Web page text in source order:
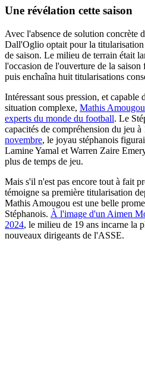
Une révélation cette saison
Avec l'absence de solution concrète
Dall'Oglio optait pour la
de saison. Le milieu de terrain était
l'occasion de l'ouverture de la
puis enchaîna huit titularisations
Intéressant sous pression, et capable
situation complexe, Mathis
experts du monde du football. Le
capacités de compréhension du jeu à
novembre, le joyau stéphanois
Lamine Yamal et Warren Zaire
plus de temps de jeu.
Mais s'il n'est pas encore tout à fait
témoigne sa première titularisation
Mathis Amougou est une belle
Stéphanois. À l'image d'un Aimen
2024, le milieu de 19 ans incarne la
nouveaux dirigeants de l'ASSE.